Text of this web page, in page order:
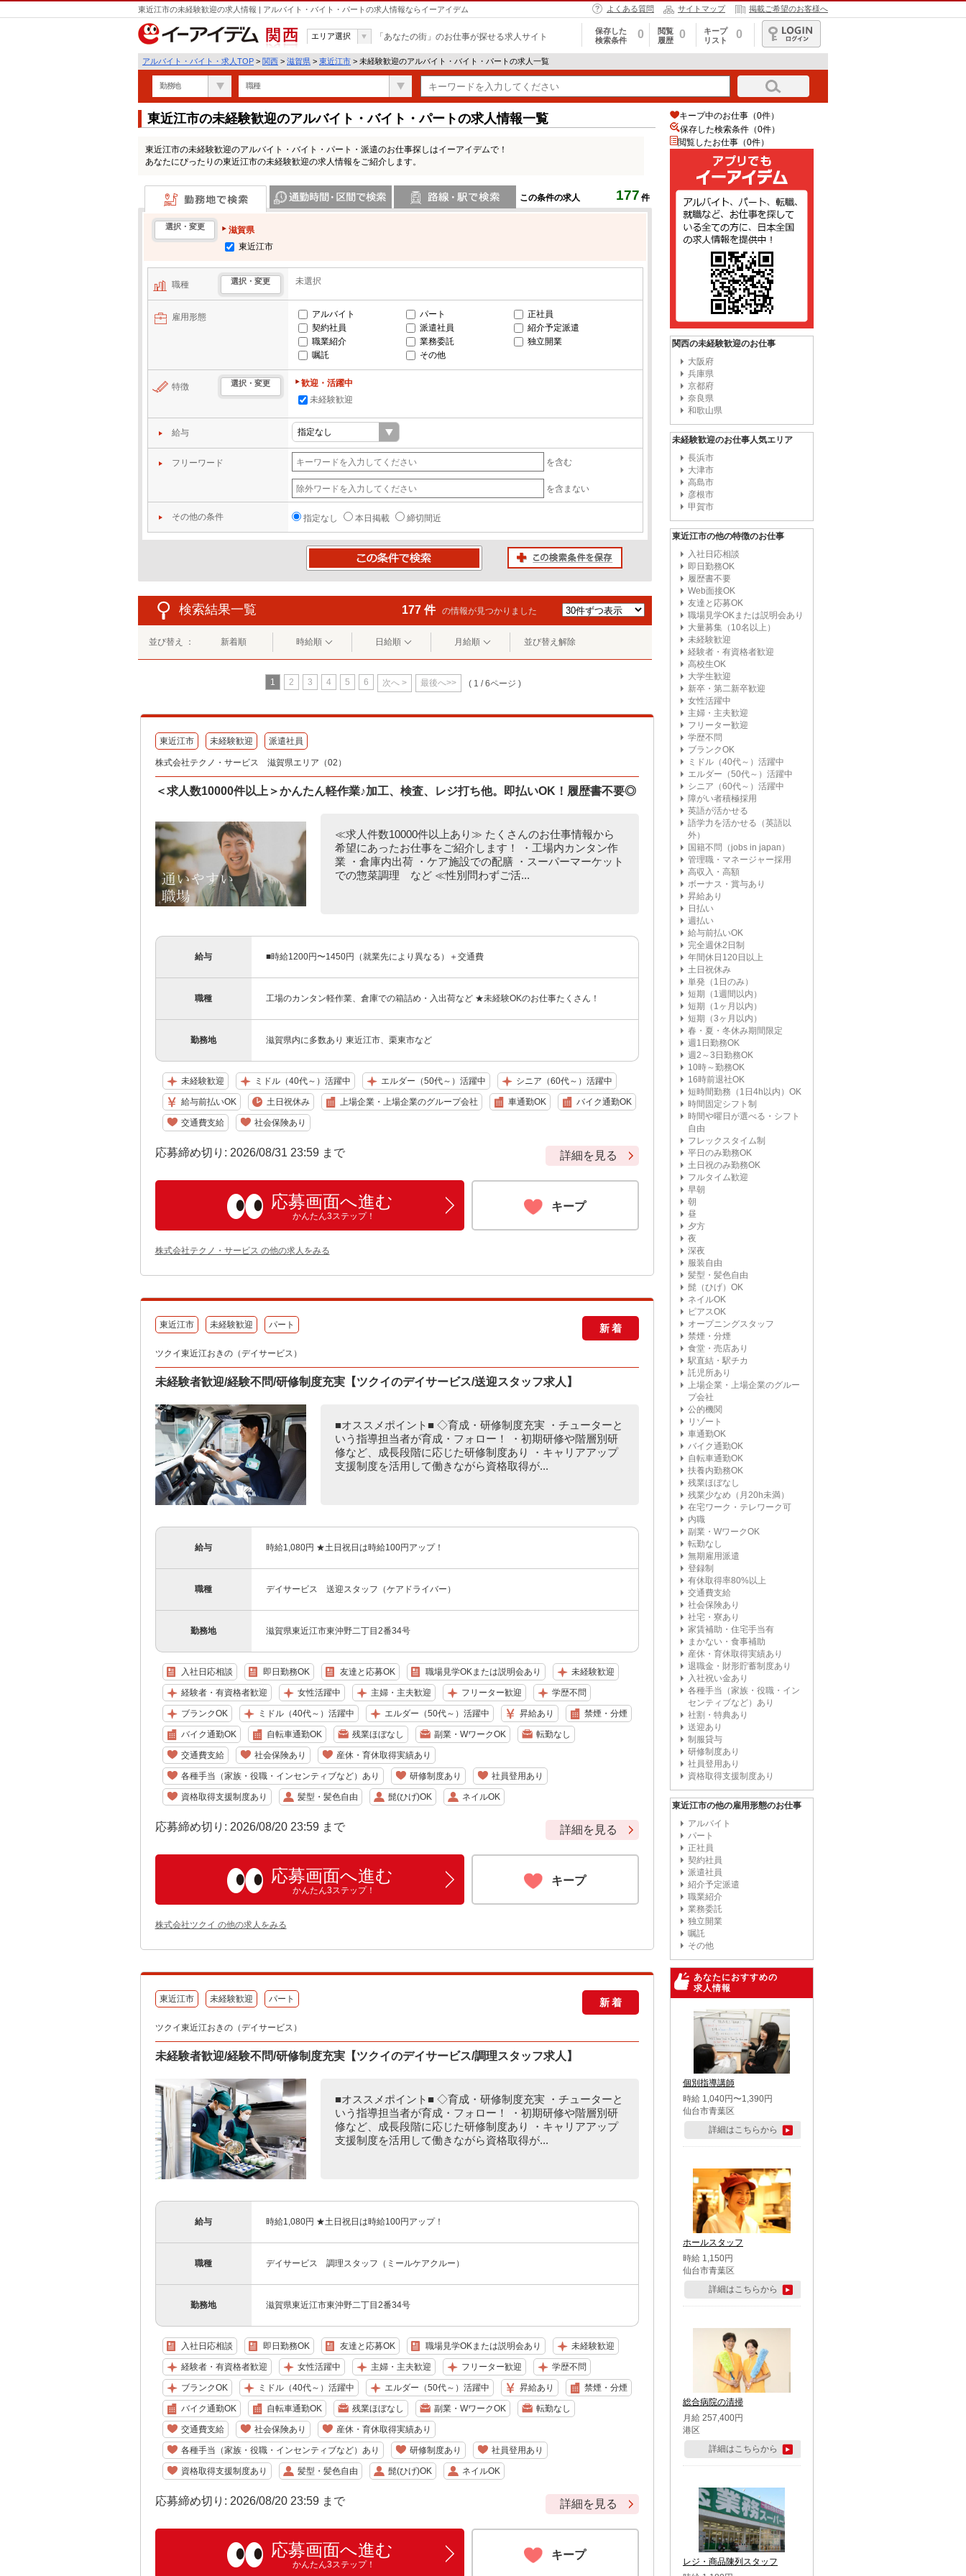
東近江市の未経験歓迎の求人情報 | アルバイト・バイト・パートの求人情報ならイーアイデム よくある質問 サイトマップ 掲載ご希望のお客様へ
関西
エリア選択 「あなたの街」のお仕事が探せる求人サイト
保存した
検索条件
0
閲覧
履歴
0
キープ
リスト
0
ログイン
アルバイト・バイト・求人TOP > 関西 > 滋賀県 > 東近江市 > 未経験歓迎のアルバイト・バイト・パートの求人一覧
勤務地 職種
東近江市の未経験歓迎のアルバイト・バイト・パートの求人情報一覧
東近江市の未経験歓迎のアルバイト・バイト・パート・派遣のお仕事探しはイーアイデムで！
あなたにぴったりの東近江市の未経験歓迎の求人情報をご紹介します。
この条件の求人 177 件
勤務地で検索
選択・変更
滋賀県
東近江市
職種 選択・変更 未選択
雇用形態 アルバイト パート
正社員
契約社員
派遣社員
紹介予定派遣
職業紹介
業務委託
独立開業
嘱託
その他
特徴 選択・変更
歓迎・活躍中
未経験歓迎
給与
フリーワード を含む
を含まない
その他の条件 指定なし 本日掲載 締切間近
検索結果一覧 177 件 の情報が見つかりました
並び替え ： 新着順 時給順 日給順 月給順 並び替え解除
1 2 3 4 5 6 次へ > 最後へ>> ( 1 / 6ページ )
東近江市 未経験歓迎 派遣社員
株式会社テクノ・サービス 滋賀県エリア（02）
＜求人数10000件以上＞かんたん軽作業♪加工、検査、レジ打ち他。即払いOK！履歴書不要◎
≪求人件数10000件以上あり≫ たくさんのお仕事情報から
希望にあったお仕事をご紹介します！ ・工場内カンタン作
業 ・倉庫内出荷 ・ケア施設での配膳 ・スーパーマーケット
での惣菜調理 など ≪性別問わずご活...
給与 ■時給1200円〜1450円（就業先により異なる）＋交通費
職種 工場のカンタン軽作業、倉庫での箱詰め・入出荷など ★未経験OKのお仕事たくさん！
勤務地 滋賀県内に多数あり 東近江市、栗東市など
未経験歓迎 ミドル（40代～）活躍中 エルダー（50代～）活躍中 シニア（60代～）活躍中
給与前払いOK 土日祝休み 上場企業・上場企業のグループ会社 車通勤OK バイク通勤OK
交通費支給 社会保険あり
応募締め切り: 2026/08/31 23:59 まで 詳細を見る
応募画面へ進む
かんたん3ステップ！
キープ
株式会社テクノ・サービス の他の求人をみる
東近江市 未経験歓迎 パート 新着
ツクイ東近江おきの（デイサービス）
未経験者歓迎/経験不問/研修制度充実【ツクイのデイサービス/送迎スタッフ求人】
■オススメポイント■ ◇育成・研修制度充実 ・チューターと
いう指導担当者が育成・フォロー！ ・初期研修や階層別研
修など、成長段階に応じた研修制度あり ・キャリアアップ
支援制度を活用して働きながら資格取得が...
給与 時給1,080円 ★土日祝日は時給100円アップ！
職種 デイサービス 送迎スタッフ（ケアドライバー）
勤務地 滋賀県東近江市東沖野二丁目2番34号
入社日応相談 即日勤務OK 友達と応募OK 職場見学OKまたは説明会あり 未経験歓迎
経験者・有資格者歓迎 女性活躍中 主婦・主夫歓迎 フリーター歓迎 学歴不問
ブランクOK ミドル（40代～）活躍中 エルダー（50代～）活躍中 昇給あり 禁煙・分煙
バイク通勤OK 自転車通勤OK 残業ほぼなし 副業・WワークOK 転勤なし
交通費支給 社会保険あり 産休・育休取得実績あり
各種手当（家族・役職・インセンティブなど）あり 研修制度あり 社員登用あり
資格取得支援制度あり 髪型・髪色自由 髭(ひげ)OK ネイルOK
応募締め切り: 2026/08/20 23:59 まで 詳細を見る
応募画面へ進む
かんたん3ステップ！
キープ
株式会社ツクイ の他の求人をみる
東近江市 未経験歓迎 パート 新着
ツクイ東近江おきの（デイサービス）
未経験者歓迎/経験不問/研修制度充実【ツクイのデイサービス/調理スタッフ求人】
■オススメポイント■ ◇育成・研修制度充実 ・チューターと
いう指導担当者が育成・フォロー！ ・初期研修や階層別研
修など、成長段階に応じた研修制度あり ・キャリアアップ
支援制度を活用して働きながら資格取得が...
給与 時給1,080円 ★土日祝日は時給100円アップ！
職種 デイサービス 調理スタッフ（ミールケアクルー）
勤務地 滋賀県東近江市東沖野二丁目2番34号
入社日応相談 即日勤務OK 友達と応募OK 職場見学OKまたは説明会あり 未経験歓迎
経験者・有資格者歓迎 女性活躍中 主婦・主夫歓迎 フリーター歓迎 学歴不問
ブランクOK ミドル（40代～）活躍中 エルダー（50代～）活躍中 昇給あり 禁煙・分煙
バイク通勤OK 自転車通勤OK 残業ほぼなし 副業・WワークOK 転勤なし
交通費支給 社会保険あり 産休・育休取得実績あり
各種手当（家族・役職・インセンティブなど）あり 研修制度あり 社員登用あり
資格取得支援制度あり 髪型・髪色自由 髭(ひげ)OK ネイルOK
応募締め切り: 2026/08/20 23:59 まで 詳細を見る
応募画面へ進む
かんたん3ステップ！
キープ
キープ中のお仕事（0件）
保存した検索条件（0件）
閲覧したお仕事（0件）
関西の未経験歓迎のお仕事
大阪府
兵庫県
京都府
奈良県
和歌山県
未経験歓迎のお仕事人気エリア
長浜市
大津市
高島市
彦根市
甲賀市
東近江市の他の特徴のお仕事
入社日応相談
即日勤務OK
履歴書不要
Web面接OK
友達と応募OK
職場見学OKまたは説明会あり
大量募集（10名以上）
未経験歓迎
経験者・有資格者歓迎
高校生OK
大学生歓迎
新卒・第二新卒歓迎
女性活躍中
主婦・主夫歓迎
フリーター歓迎
学歴不問
ブランクOK
ミドル（40代～）活躍中
エルダー（50代～）活躍中
シニア（60代～）活躍中
障がい者積極採用
英語が活かせる
語学力を活かせる（英語以
外）
国籍不問（jobs in japan）
管理職・マネージャー採用
高収入・高額
ボーナス・賞与あり
昇給あり
日払い
週払い
給与前払いOK
完全週休2日制
年間休日120日以上
土日祝休み
単発（1日のみ）
短期（1週間以内）
短期（1ヶ月以内）
短期（3ヶ月以内）
春・夏・冬休み期間限定
週1日勤務OK
週2～3日勤務OK
10時～勤務OK
16時前退社OK
短時間勤務（1日4h以内）OK
時間固定シフト制
時間や曜日が選べる・シフト
自由
フレックスタイム制
平日のみ勤務OK
土日祝のみ勤務OK
フルタイム歓迎
早朝
朝
昼
夕方
夜
深夜
服装自由
髪型・髪色自由
髭（ひげ）OK
ネイルOK
ピアスOK
オープニングスタッフ
禁煙・分煙
食堂・売店あり
駅直結・駅チカ
託児所あり
上場企業・上場企業のグルー
プ会社
公的機関
リゾート
車通勤OK
バイク通勤OK
自転車通勤OK
扶養内勤務OK
残業ほぼなし
残業少なめ（月20h未満）
在宅ワーク・テレワーク可
内職
副業・WワークOK
転勤なし
無期雇用派遣
登録制
有休取得率80%以上
交通費支給
社会保険あり
社宅・寮あり
家賃補助・住宅手当有
まかない・食事補助
産休・育休取得実績あり
退職金・財形貯蓄制度あり
入社祝い金あり
各種手当（家族・役職・イン
センティブなど）あり
社割・特典あり
送迎あり
制服貸与
研修制度あり
社員登用あり
資格取得支援制度あり
東近江市の他の雇用形態のお仕事
アルバイト
パート
正社員
契約社員
派遣社員
紹介予定派遣
職業紹介
業務委託
独立開業
嘱託
その他
あなたにおすすめの
求人情報
個別指導講師
時給 1,040円〜1,390円
仙台市青葉区
詳細はこちらから
ホールスタッフ
時給 1,150円
仙台市青葉区
詳細はこちらから
総合病院の清掃
月給 257,400円
港区
詳細はこちらから
レジ・商品陳列スタッフ